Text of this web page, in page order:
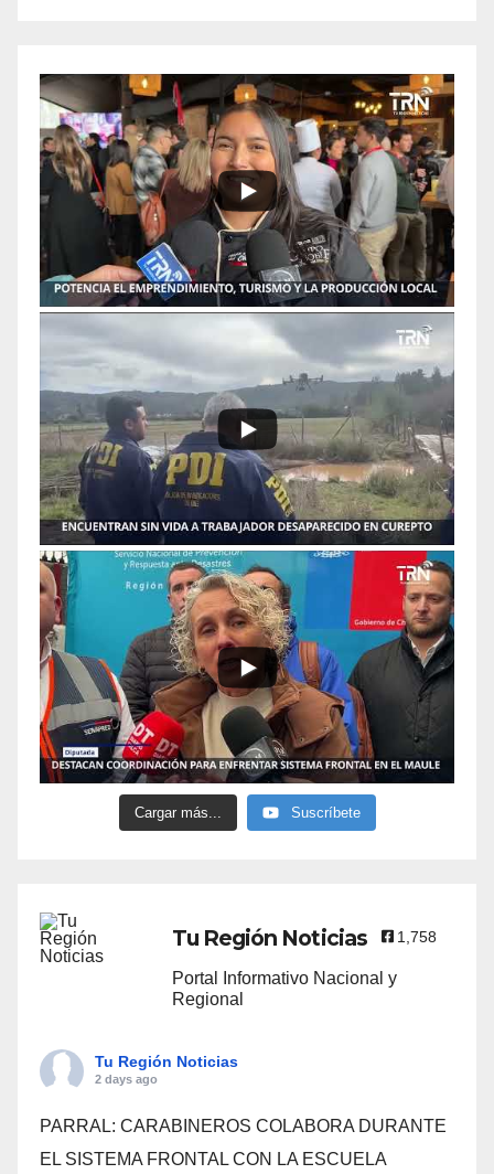
Cargar más... Suscríbete
Tu Región Noticias 1,758
Portal Informativo Nacional y
Regional
Tu Región Noticias
2 days ago
PARRAL: CARABINEROS COLABORA DURANTE
EL SISTEMA FRONTAL CON LA ESCUELA